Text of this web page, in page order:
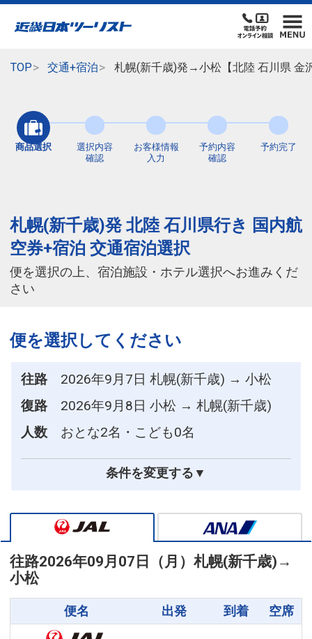
TOP 交通+宿泊 札幌(新千歳)発→小松【北陸 石川県 金
商品選択
選択内容
確認
お客様情報
入力
予約内容
確認
予約完了
札幌(新千歳)発 北陸 石川県行き 国内航
空券+宿泊 交通宿泊選択
便を選択の上、宿泊施設・ホテル選択へお進みくだ
さい
便を選択してください
往路
2026年9月7日 札幌(新千歳) → 小松
復路
2026年9月8日 小松 → 札幌(新千歳)
人数
おとな2名・こども0名
条件を変更する▼
往路2026年09月07日（月） 札幌(新千歳) →
小松
便名 出発 到着 空席